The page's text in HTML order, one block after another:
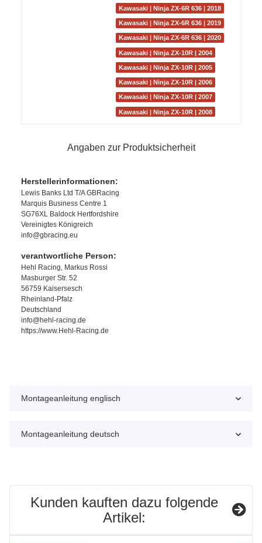
Kawasaki | Ninja ZX-6R 636 | 2018
Kawasaki | Ninja ZX-6R 636 | 2019
Kawasaki | Ninja ZX-6R 636 | 2020
Kawasaki | Ninja ZX-10R | 2004
Kawasaki | Ninja ZX-10R | 2005
Kawasaki | Ninja ZX-10R | 2006
Kawasaki | Ninja ZX-10R | 2007
Kawasaki | Ninja ZX-10R | 2008
Angaben zur Produktsicherheit
Herstellerinformationen:
Lewis Banks Ltd T/A GBRacing
Marquis Business Centre 1
SG76XL Baldock Hertfordshire
Vereinigtes Königreich
info@gbracing.eu
verantwortliche Person:
Hehl Racing, Markus Rossi
Masburger Str. 52
56759 Kaisersesch
Rheinland-Pfalz
Deutschland
info@hehl-racing.de
https://www.Hehl-Racing.de
Montageanleitung englisch
Montageanleitung deutsch
Kunden kauften dazu folgende
Artikel: